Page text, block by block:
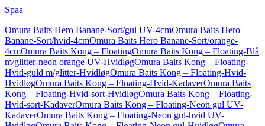
Spaa
Omura Baits Hero Banane-Sort/gul UV-4cmOmura Baits Hero
Banane-Sort/hvid-4cmOmura Baits Hero Banane-Sort/orange-
4cmOmura Baits Kong – FloatingOmura Baits Kong – Floating-Blå
m/glitter-neon orange UV-HvidløgOmura Baits Kong – Floating-
Hvid-guld m/glitter-HvidløgOmura Baits Kong – Floating-Hvid-
HvidløgOmura Baits Kong – Floating-Hvid-KadaverOmura Baits
Kong – Floating-Hvid-sort-HvidløgOmura Baits Kong – Floating-
Hvid-sort-KadaverOmura Baits Kong – Floating-Neon gul UV-
KadaverOmura Baits Kong – Floating-Neon gul-hvid UV-